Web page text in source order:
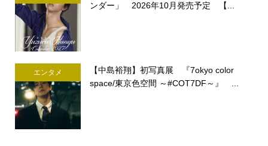
ンダー」 2026年10月発売予定 【...
エンタメ
【中島裕翔】初写真展 『7okyo color
space/東京色空間 ～#COT7DF～』 ...